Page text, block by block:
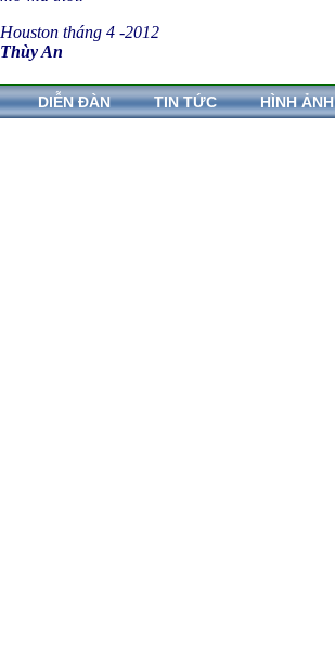
Houston tháng 4 -2012
Thùy An
DIỄN ĐÀN TIN TỨC HÌNH ẢNH